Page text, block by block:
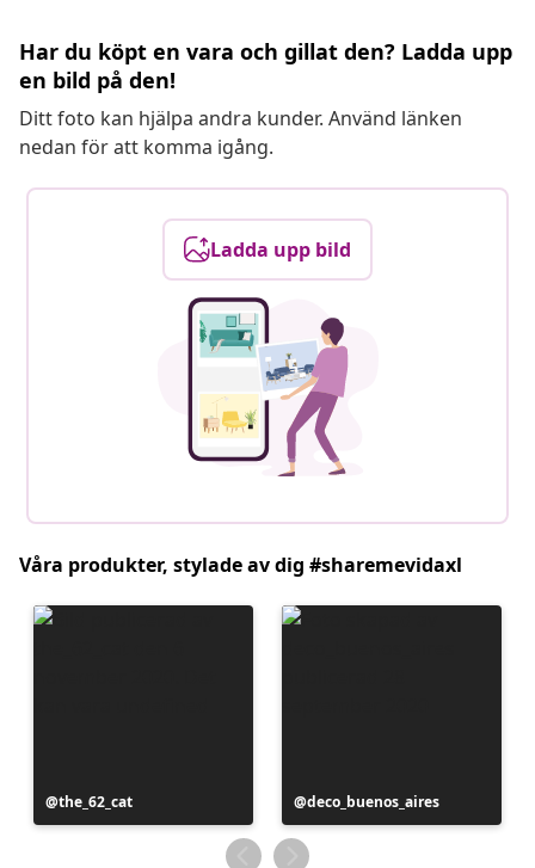
Har du köpt en vara och gillat den? Ladda upp
en bild på den!
Ditt foto kan hjälpa andra kunder. Använd länken
nedan för att komma igång.
Ladda upp bild
Våra produkter, stylade av dig #sharemevidaxl
Inlägg
publicerat
the_62_cat
Inlägg
publicerat
av
deco_buenos_aires